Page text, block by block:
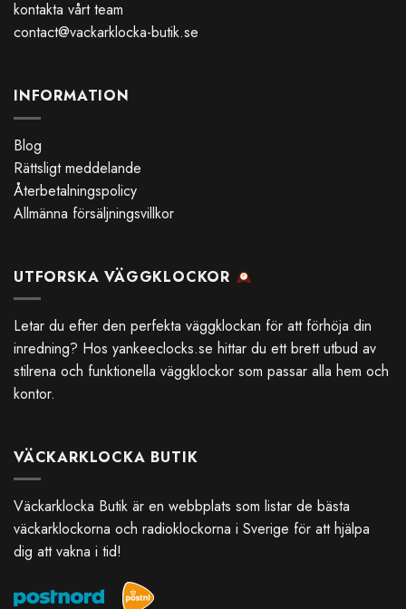
kontakta vårt team
contact@vackarklocka-butik.se
INFORMATION
Blog
Rättsligt meddelande
Återbetalningspolicy
Allmänna försäljningsvillkor
UTFORSKA VÄGGKLOCKOR
Letar du efter den perfekta väggklockan för att förhöja din
inredning? Hos yankeeclocks.se hittar du ett brett utbud av
stilrena och funktionella väggklockor som passar alla hem och
kontor.
VÄCKARKLOCKA BUTIK
Väckarklocka Butik är en webbplats som listar de bästa
väckarklockorna och radioklockorna i Sverige för att hjälpa
dig att vakna i tid!